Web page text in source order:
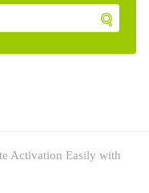
Activation Easily with